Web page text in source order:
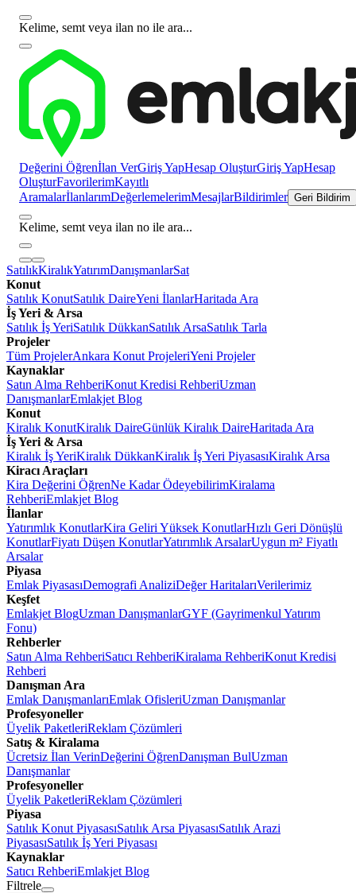
Kelime, semt veya ilan no ile ara...
Değerini Öğrenİlan VerGiriş YapHesap OluşturGiriş YapHesap
OluşturFavorilerimKayıtlı
AramalarİlanlarımDeğerlemelerimMesajlarBildirimler Geri Bildirim
Kelime, semt veya ilan no ile ara...
SatılıkKiralıkYatırımDanışmanlarSat
Konut
Satılık KonutSatılık DaireYeni İlanlarHaritada Ara
İş Yeri & Arsa
Satılık İş YeriSatılık DükkanSatılık ArsaSatılık Tarla
Projeler
Tüm ProjelerAnkara Konut ProjeleriYeni Projeler
Kaynaklar
Satın Alma RehberiKonut Kredisi RehberiUzman
DanışmanlarEmlakjet Blog
Konut
Kiralık KonutKiralık DaireGünlük Kiralık DaireHaritada Ara
İş Yeri & Arsa
Kiralık İş YeriKiralık DükkanKiralık İş Yeri PiyasasıKiralık Arsa
Kiracı Araçları
Kira Değerini ÖğrenNe Kadar ÖdeyebilirimKiralama
RehberiEmlakjet Blog
İlanlar
Yatırımlık KonutlarKira Geliri Yüksek KonutlarHızlı Geri Dönüşlü
KonutlarFiyatı Düşen KonutlarYatırımlık ArsalarUygun m² Fiyatlı
Arsalar
Piyasa
Emlak PiyasasıDemografi AnaliziDeğer HaritalarıVerilerimiz
Keşfet
Emlakjet BlogUzman DanışmanlarGYF (Gayrimenkul Yatırım
Fonu)
Rehberler
Satın Alma RehberiSatıcı RehberiKiralama RehberiKonut Kredisi
Rehberi
Danışman Ara
Emlak DanışmanlarıEmlak OfisleriUzman Danışmanlar
Profesyoneller
Üyelik PaketleriReklam Çözümleri
Satış & Kiralama
Ücretsiz İlan VerinDeğerini ÖğrenDanışman BulUzman
Danışmanlar
Profesyoneller
Üyelik PaketleriReklam Çözümleri
Piyasa
Satılık Konut PiyasasıSatılık Arsa PiyasasıSatılık Arazi
PiyasasıSatılık İş Yeri Piyasası
Kaynaklar
Satıcı RehberiEmlakjet Blog
Filtrele